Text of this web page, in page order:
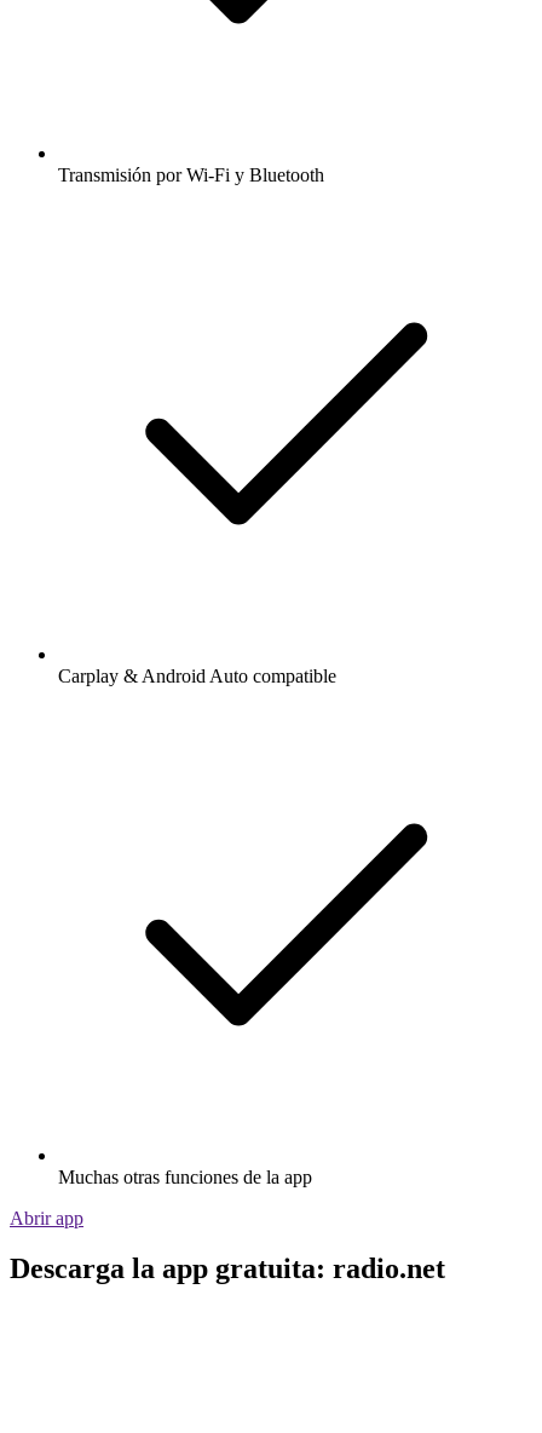
Transmisión por Wi-Fi y Bluetooth
Carplay & Android Auto compatible
Muchas otras funciones de la app
Abrir app
Descarga la app gratuita: radio.net